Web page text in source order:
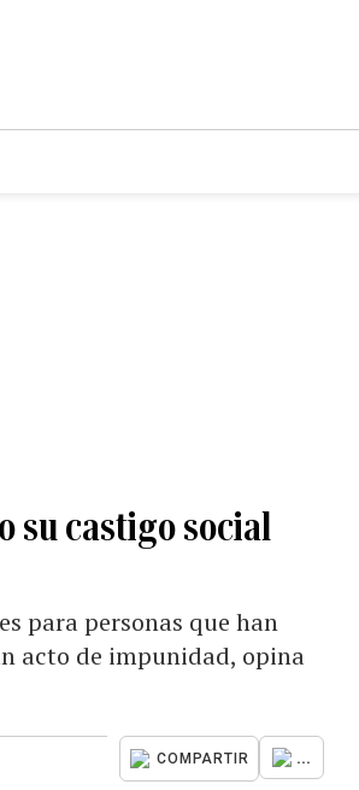
su castigo social
para personas que han
acto de impunidad, opina
COMPARTIR ...